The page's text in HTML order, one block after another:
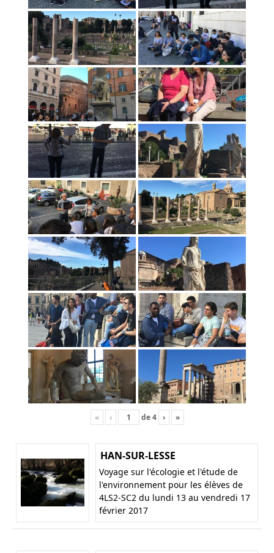
« ‹ de4 › »
HAN-SUR-LESSE
Voyage sur l'écologie et l'étude de
l'environnement pour les élèves de
4LS2-SC2 du lundi 13 au vendredi 17
février 2017